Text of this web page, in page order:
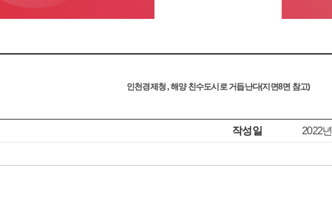
인천경제청 , 해양 친수도시로 거듭난다(지면8면 참고)
작성일
2022